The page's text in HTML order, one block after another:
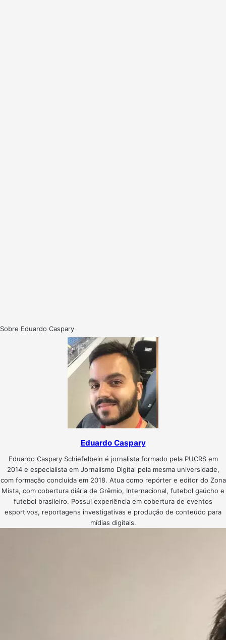
Sobre Eduardo Caspary
Eduardo Caspary
Eduardo Caspary Schiefelbein é jornalista formado pela PUCRS em
2014 e especialista em Jornalismo Digital pela mesma universidade,
com formação concluída em 2018. Atua como repórter e editor do Zona
Mista, com cobertura diária de Grêmio, Internacional, futebol gaúcho e
futebol brasileiro. Possui experiência em cobertura de eventos
esportivos, reportagens investigativas e produção de conteúdo para
mídias digitais.